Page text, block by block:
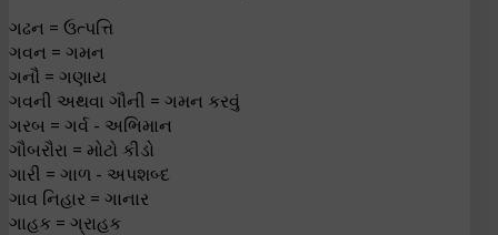
ગઢન = ઉત્પત્તિ
ગવન = ગમન
ગનૌ = ગણાય
ગવની અથવા ગૌની = ગમન કરવું
ગરબ = ગર્વ - અભિમાન
ગૌબરૌરા = મોટો કીડો
ગારી = ગાળ - અપશબ્દ
ગાવ નિહાર = ગાનાર
ગાહક = ગ્રાહક